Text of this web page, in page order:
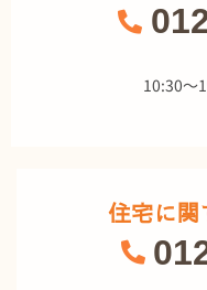
10:30～
住宅に関